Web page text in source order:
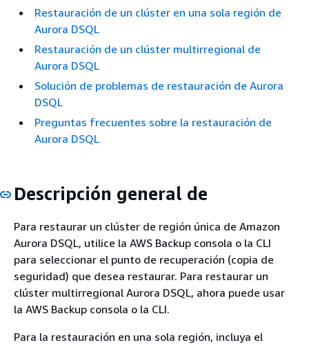
Restauración de un clúster en una sola región de
Aurora DSQL
Restauración de un clúster multirregional de
Aurora DSQL
Solución de problemas de restauración de Aurora
DSQL
Preguntas frecuentes sobre la restauración de
Aurora DSQL
Descripción general de
Para restaurar un clúster de región única de Amazon
Aurora DSQL, utilice la AWS Backup consola o la CLI
para seleccionar el punto de recuperación (copia de
seguridad) que desea restaurar. Para restaurar un
clúster multirregional Aurora DSQL, ahora puede usar
la AWS Backup consola o la CLI.
Para la restauración en una sola región, incluya el